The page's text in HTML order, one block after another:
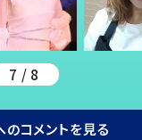
7 / 8
コメントを見る